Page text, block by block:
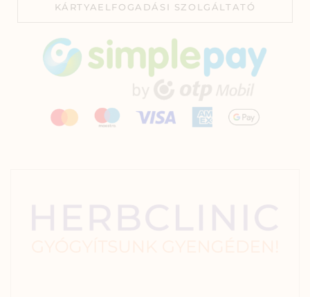
KÁRTYAELFOGADÁSI SZOLGÁLTATÓ